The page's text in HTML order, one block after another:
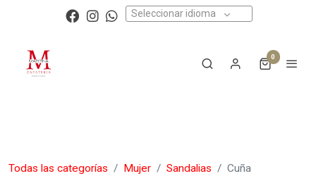
Seleccionar idioma
0
Todas las categorías Mujer Sandalias Cuña